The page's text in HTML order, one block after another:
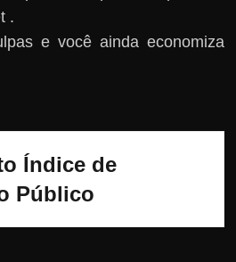
.
e você ainda economiza
Índice de
Público